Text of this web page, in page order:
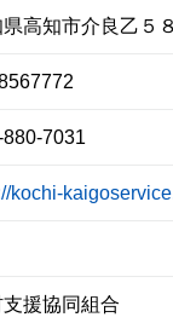
高知市介良乙５
7031
kochi-
支援協同組合